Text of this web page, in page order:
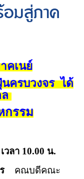
มสู่ภาค
คเนย์
ครบวงจร ได้
กรรม
เวลา 10.00 น.
คณบดีคณะ